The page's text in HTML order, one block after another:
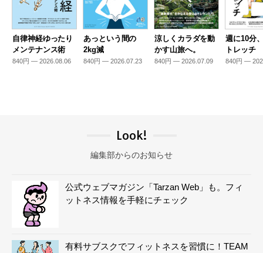
自律神経ゆったり
メンテナンス術
840円 — 2026.08.06
あっという間の
2kg減
840円 — 2026.07.23
涼しくカラダを動
かす山旅へ。
840円 — 2026.07.09
週に10分
トレッチ
840円 —
Look!
編集部からのお知らせ
公式ウェブマガジン「Tarzan Web」も。フィ
ットネス情報を手軽にチェック
有料サブスクでフィットネスを習慣に！TEAM